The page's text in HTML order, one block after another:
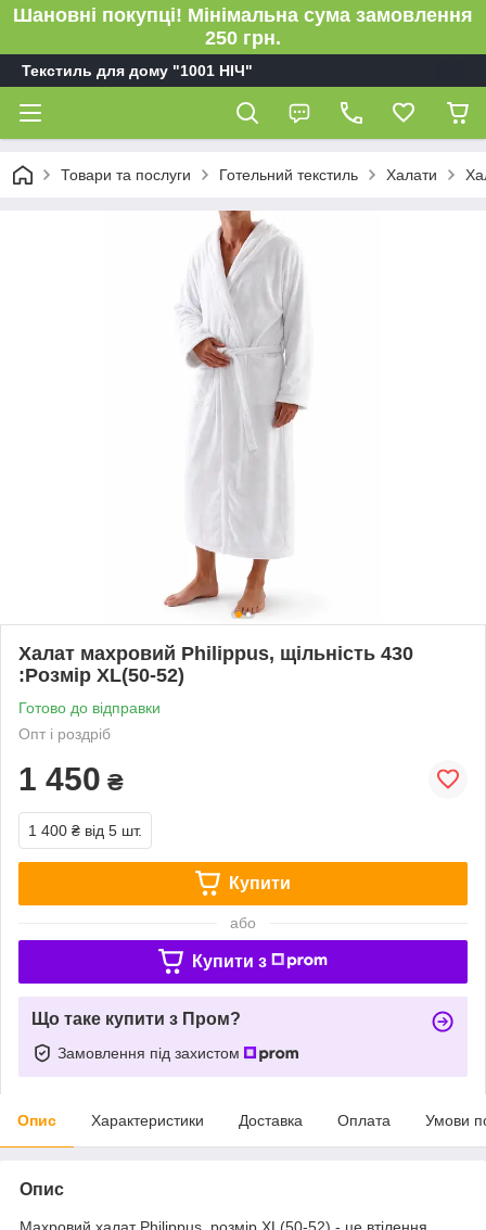
Шановні покупці! Мінімальна сума замовлення
250 грн.
Текстиль для дому "1001 НІЧ"
Товари та послуги Готельний текстиль Халати
Халат махровий Philippus, щільність 430
:Розмір XL(50-52)
Готово до відправки
Опт і роздріб
1 450 ₴
1 400 ₴ від 5 шт.
Купити
або
Купити з
Що таке купити з Пром?
Замовлення під захистом
Опис Характеристики Доставка Оплата Умови
Опис
Махровий халат Philippus, розмір XL(50-52) - це втілення